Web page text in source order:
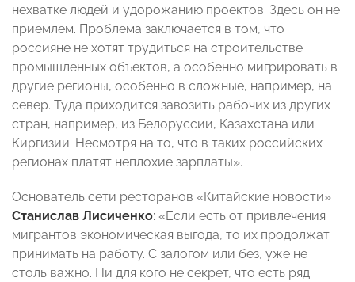
нехватке людей и удорожанию проектов. Здесь он не
приемлем. Проблема заключается в том, что
россияне не хотят трудиться на строительстве
промышленных объектов, а особенно мигрировать в
другие регионы, особенно в сложные, например, на
север. Туда приходится завозить рабочих из других
стран, например, из Белоруссии, Казахстана или
Киргизии. Несмотря на то, что в таких российских
регионах платят неплохие зарплаты».
Основатель сети ресторанов «Китайские новости»
Станислав Лисиченко: «Если есть от привлечения
мигрантов экономическая выгода, то их продолжат
принимать на работу. С залогом или без, уже не
столь важно. Ни для кого не секрет, что есть ряд